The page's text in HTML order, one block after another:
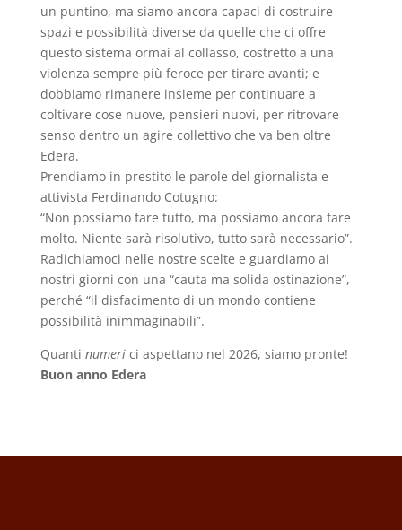
un puntino, ma siamo ancora capaci di costruire
spazi e possibilità diverse da quelle che ci offre
questo sistema ormai al collasso, costretto a una
violenza sempre più feroce per tirare avanti; e
dobbiamo rimanere insieme per continuare a
coltivare cose nuove, pensieri nuovi, per ritrovare
senso dentro un agire collettivo che va ben oltre
Edera.
Prendiamo in prestito le parole del giornalista e
attivista Ferdinando Cotugno:
“Non possiamo fare tutto, ma possiamo ancora fare
molto. Niente sarà risolutivo, tutto sarà necessario”.
Radichiamoci nelle nostre scelte e guardiamo ai
nostri giorni con una “cauta ma solida ostinazione”,
perché “il disfacimento di un mondo contiene
possibilità inimmaginabili”.
Quanti numerici aspettano nel 2026, siamo pronte!
Buon anno Edera